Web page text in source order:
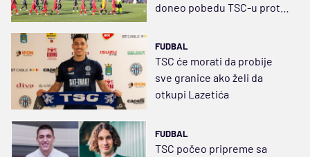
doneo pobedu TSC-u protiv
FUDBAL
TSC će morati da probije
sve granice ako želi da
otkupi Lazetića
FUDBAL
TSC počeo pripreme sa